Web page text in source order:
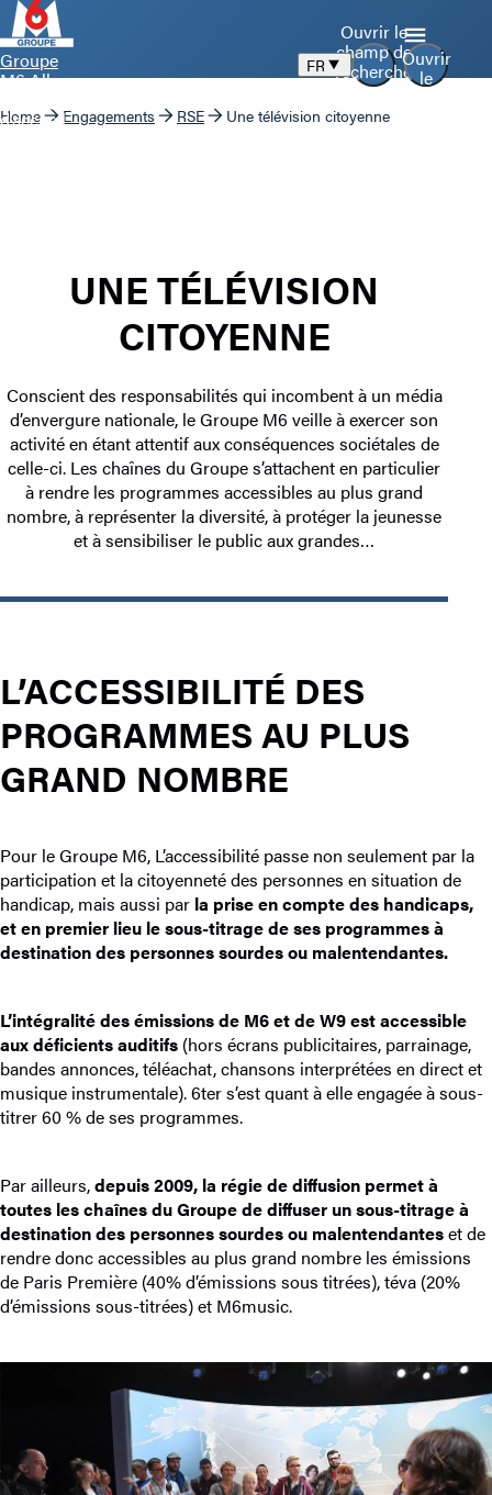
Groupe
M6 Aller
d’accueil
Ouvrir
le
FR
Ouvrir le
champ de
recherche
Home Engagements RSE Une télévision citoyenne
UNE TÉLÉVISION
CITOYENNE
Conscient des responsabilités qui incombent à un média
d’envergure nationale, le Groupe M6 veille à exercer son
activité en étant attentif aux conséquences sociétales de
celle-ci. Les chaînes du Groupe s’attachent en particulier
à rendre les programmes accessibles au plus grand
nombre, à représenter la diversité, à protéger la jeunesse
et à sensibiliser le public aux grandes…
L’ACCESSIBILITÉ DES
PROGRAMMES AU PLUS
GRAND NOMBRE
Pour le Groupe M6, L’accessibilité passe non seulement par la
participation et la citoyenneté des personnes en situation de
handicap, mais aussi par la prise en compte des handicaps,
et en premier lieu le sous-titrage de ses programmes à
destination des personnes sourdes ou malentendantes.
L’intégralité des émissions de M6 et de W9 est accessible
aux déficients auditifs (hors écrans publicitaires, parrainage,
bandes annonces, téléachat, chansons interprétées en direct et
musique instrumentale). 6ter s’est quant à elle engagée à sous-
titrer 60 % de ses programmes.
Par ailleurs,depuis 2009, la régie de diffusion permet à
toutes les chaînes du Groupe de diffuser un sous-titrage à
destination des personnes sourdes ou malentendanteset de
rendre donc accessibles au plus grand nombre les émissions
de Paris Première (40% d’émissions sous titrées), téva (20%
d’émissions sous-titrées) et M6music.